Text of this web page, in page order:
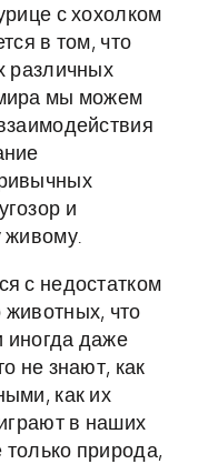
с хохолком
в том, что
различных
мы можем
и
живому.
с недостатком
что
иногда даже
не знают, как
как их
в наших
только природа,